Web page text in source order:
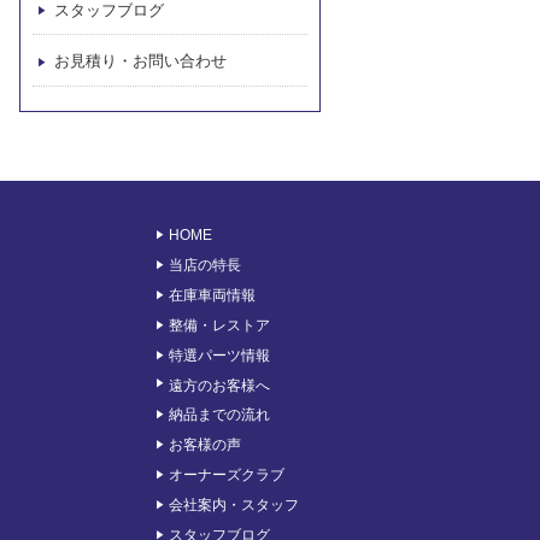
スタッフブログ
お見積り・お問い合わせ
HOME
当店の特長
在庫車両情報
整備・レストア
特選パーツ情報
遠方のお客様へ
納品までの流れ
お客様の声
オーナーズクラブ
会社案内・スタッフ
スタッフブログ